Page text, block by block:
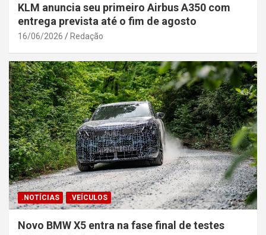
KLM anuncia seu primeiro Airbus A350 com
entrega prevista até o fim de agosto
16/06/2026 Redação
.NOTÍCIAS .VEÍCULOS
Novo BMW X5 entra na fase final de testes